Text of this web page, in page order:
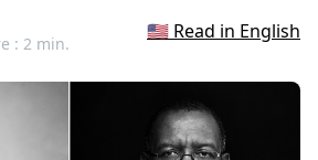
: 2 min.
🇺🇸 Read in English